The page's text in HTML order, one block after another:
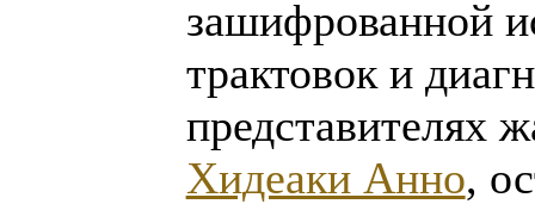
зашифрованной
трактовок и
представителях
Хидеаки Анно,